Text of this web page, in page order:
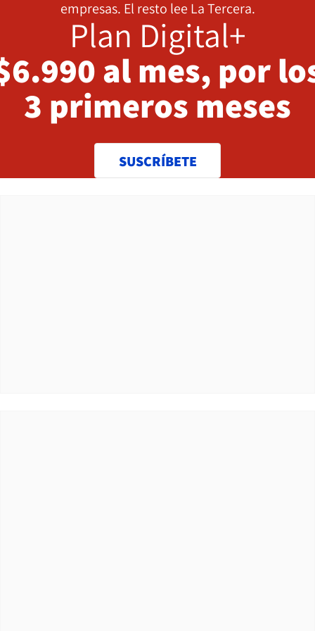
empresas. El resto lee La Tercera.
Plan Digital+
al mes, por
3 primeros meses
SUSCRÍBETE